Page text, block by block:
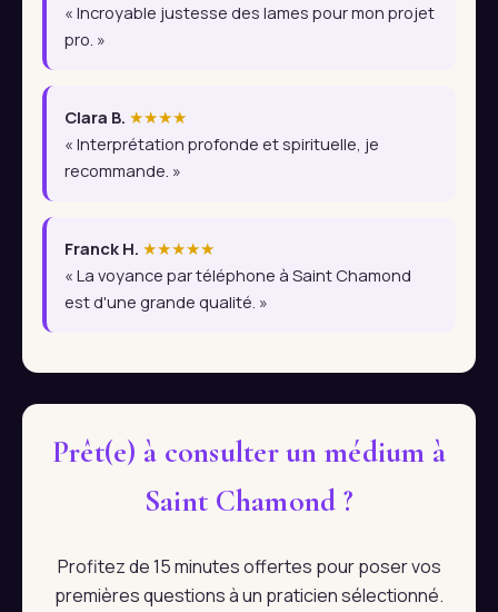
« Incroyable justesse des lames pour mon projet
pro. »
Clara B. ★★★★
« Interprétation profonde et spirituelle, je
recommande. »
Franck H. ★★★★★
« La voyance par téléphone à Saint Chamond
est d'une grande qualité. »
Prêt(e) à consulter un médium à
Saint Chamond ?
Profitez de 15 minutes offertes pour poser vos
premières questions à un praticien sélectionné.